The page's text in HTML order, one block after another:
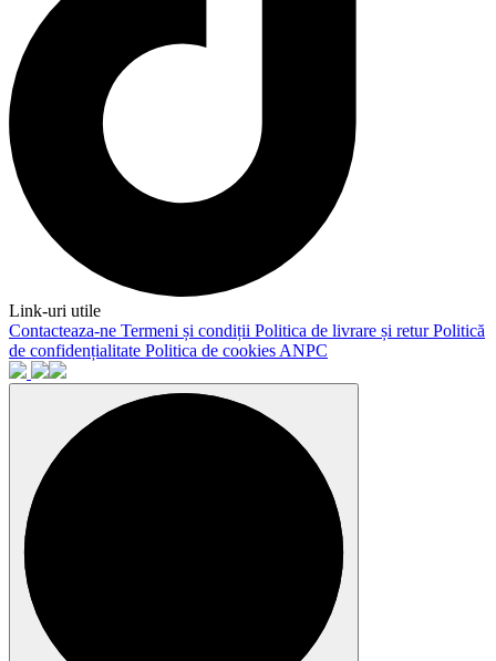
Link-uri utile
Contacteaza-ne Termeni și condiții Politica de livrare și returPolitică
de confidențialitate Politica de cookies ANPC